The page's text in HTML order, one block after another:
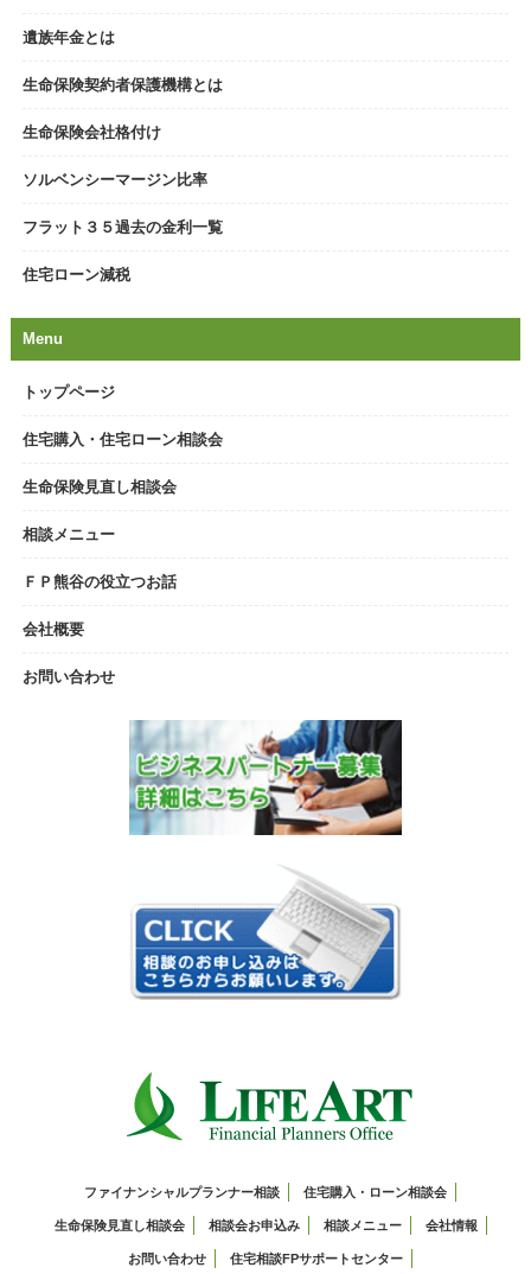
遺族年金とは
生命保険契約者保護機構とは
生命保険会社格付け
ソルベンシーマージン比率
フラット３５過去の金利一覧
住宅ローン減税
Menu
トップページ
住宅購入・住宅ローン相談会
生命保険見直し相談会
相談メニュー
ＦＰ熊谷の役立つお話
会社概要
お問い合わせ
ファイナンシャルプランナー相談 住宅購入・ローン相談会
生命保険見直し相談会 相談会お申込み 相談メニュー 会社情報
お問い合わせ 住宅相談FPサポートセンター